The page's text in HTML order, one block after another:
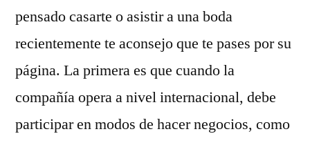
pensado casarte o asistir a una boda
recientemente te aconsejo que te pases por su
página. La primera es que cuando la
compañía opera a nivel internacional, debe
participar en modos de hacer negocios, como